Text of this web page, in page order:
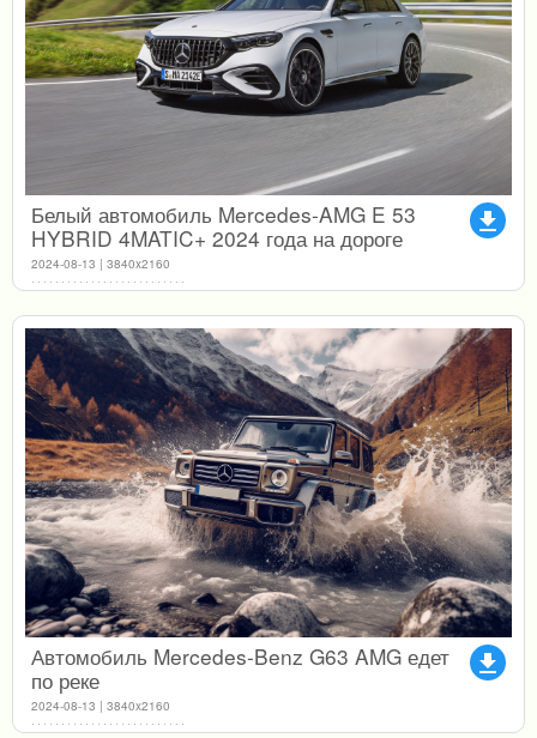
file_download
Белый автомобиль Mercedes-AMG E 53
HYBRID 4MATIC+ 2024 года на дороге
2024-08-13 | 3840x2160
file_download
Автомобиль Mercedes-Benz G63 AMG едет
по реке
2024-08-13 | 3840x2160